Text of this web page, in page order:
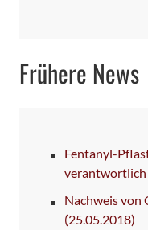
Frühere News
Fentanyl-
verantwortlich
Nachweis von
(25.05.2018)